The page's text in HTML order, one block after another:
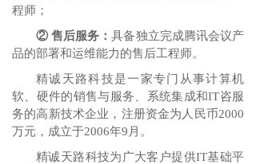
程师；
② 售后服务：具备独立完成腾讯会议产
品的部署和运维能力的售后工程师。
精诚天路科技是一家专门从事计算机
软、硬件的销售与服务、系统集成和IT咨服
务的高新技术企业，注册资金为人民币2000
万元，成立于2006年9月。
精诚天路科技为广大客户提供IT基础平